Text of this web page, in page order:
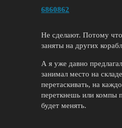
6860862
Не сделают. Потому что
заняты на других
А я уже давно
занимал место на
перетаскивать, на
переткнешь или компы
будет менять.